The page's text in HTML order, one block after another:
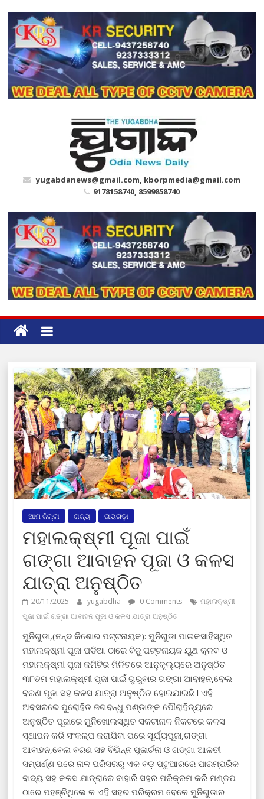
content
yugabdanews@gmail.com, kborpmedia@gmail.com
9178158740, 8599858740
ଆମ ଜିଲ୍ଲା ରାଜ୍ୟ ରାୟଗଡ଼ା
ମହାଲକ୍ଷ୍ମୀ ପୂଜା ପାଇଁ
ଗଙ୍ଗା ଆବାହନ ପୂଜା ଓ କଳସ
ଯାତ୍ରା ଅନୁଷ୍ଠିତ
20/11/2025 yugabdha 0 Comments
ମହାଲକ୍ଷ୍ମୀ
ପୂଜା ପାଇଁ ଗଙ୍ଗା ଆବାହନ ପୂଜା ଓ କଳସ ଯାତ୍ରା ଅନୁଷ୍ଠିତ
ମୁନିଗୁଡା,(ନନ୍ଦ କିଶୋର ପଟ୍ଟନାୟକ): ମୁନିଗୁଡା ପାଇକସାହିସ୍ଥିତ
ମହାଲକ୍ଷ୍ମୀ ପୂଜା ପଡିଆ ଠାରେ ବିଜୁ ପଟ୍ଟନାୟକ ୟୁଥ କ୍ଳବ ଓ
ମହାଲକ୍ଷ୍ମୀ ପୂଜା କମିଟିର ମିଳିତରେ ଆନୁକୂଲ୍ୟରେ ଅନୁଷ୍ଠିତ
୩୮ତମ ମହାଲକ୍ଷ୍ମୀ ପୂଜା ପାଇଁ ଗୁରୁବାର ଗଙ୍ଗା ଆବାହନ,ବେଲ
ବରଣ ପୂଜା ସହ କଳସ ଯାତ୍ରା ଅନୁଷ୍ଠିତ ହୋଇଯାଇଛି l ଏହି
ଅବସରରେ ପୁରୋହିତ ଜଗବନ୍ଧୁ ପଣ୍ଡାଙ୍କ ପୌରାହିତ୍ୟରେ
ଅନୁଷ୍ଠିତ ପୂଜାରେ ମୁନିଖୋଲସ୍ଥିତ ସକଟାନାଳ ନିକଟରେ କଳସ
ସ୍ଥାପନ କରି ସଂକଳ୍ପ କରାଯିବା ପରେ ସୂର୍ଯ୍ୟପୂଜା,ଗଙ୍ଗା
ଆବାହନ,ବେଲ ବରଣ ସହ ବିଭିନ୍ନ ପୂଜାର୍ଚନା ଓ ଗଙ୍ଗା ଆଳତୀ
ସମ୍ପର୍ଣ୍ଣ ପରେ ନାଳ ପରିସରରୁ ଏକ ବଡ଼ ପଟୁଆରରେ ପାରମ୍ପରିକ
ବାଦ୍ୟ ସହ କଳସ ଯାତ୍ରାରେ ବାହାରି ସହର ପରିକ୍ରମ କରି ମଣ୍ଡପ
ଠାରେ ପହଞ୍ଚିଥିଲେ ଳ ଏହି ସହର ପରିକ୍ରମ ବେଳେ ମୁନିଗୁଡାର